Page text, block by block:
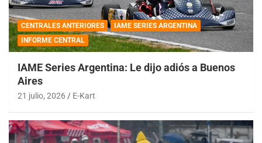
CENTRALES ANTERIORES
IAME SERIES ARGENTINA
INFORME CENTRAL
IAME Series Argentina: Le dijo adiós a Buenos
Aires
21 julio, 2026 E-Kart